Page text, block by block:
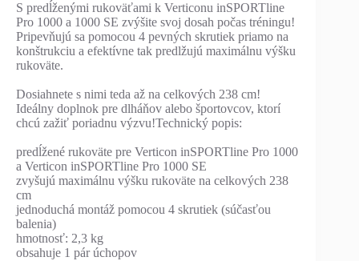
S predĺženými rukoväťami k Verticonu inSPORTline
Pro 1000 a 1000 SE zvýšite svoj dosah počas tréningu!
Pripevňujú sa pomocou 4 pevných skrutiek priamo na
konštrukciu a efektívne tak predlžujú maximálnu výšku
rukoväte.
Dosiahnete s nimi teda až na celkových 238 cm!
Ideálny doplnok pre dlháňov alebo športovcov, ktorí
chcú zažiť poriadnu výzvu!Technický popis:
predĺžené rukoväte pre Verticon inSPORTline Pro 1000
a Verticon inSPORTline Pro 1000 SE
zvyšujú maximálnu výšku rukoväte na celkových 238
cm
jednoduchá montáž pomocou 4 skrutiek (súčasťou
balenia)
hmotnosť: 2,3 kg
obsahuje 1 pár úchopov